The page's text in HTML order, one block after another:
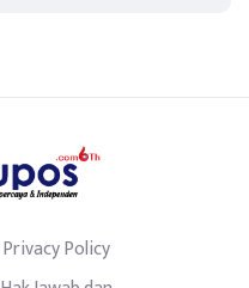
Privacy Policy